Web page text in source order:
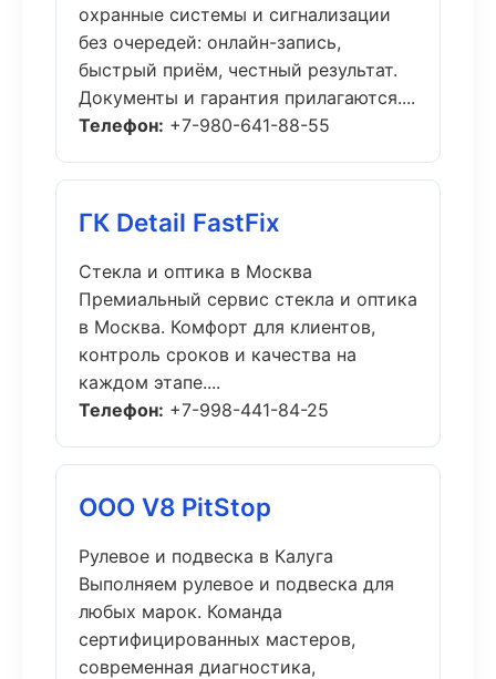
охранные системы и сигнализации
без очередей: онлайн-запись,
быстрый приём, честный результат.
Документы и гарантия прилагаются....
Телефон: +7-980-641-88-55
ГК Detail FastFix
Стекла и оптика в Москва
Премиальный сервис стекла и оптика
в Москва. Комфорт для клиентов,
контроль сроков и качества на
каждом этапе....
Телефон: +7-998-441-84-25
ООО V8 PitStop
Рулевое и подвеска в Калуга
Выполняем рулевое и подвеска для
любых марок. Команда
сертифицированных мастеров,
современная диагностика,